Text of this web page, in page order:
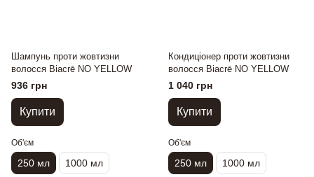
Шампунь проти жовтизни
волосся Biacrē NO YELLOW
936 грн
Купити
Об'єм
250 мл 1000 мл
Кондиціонер проти жовтизни
волосся Biacrē NO YELLOW
1 040 грн
Купити
Об'єм
250 мл 1000 мл